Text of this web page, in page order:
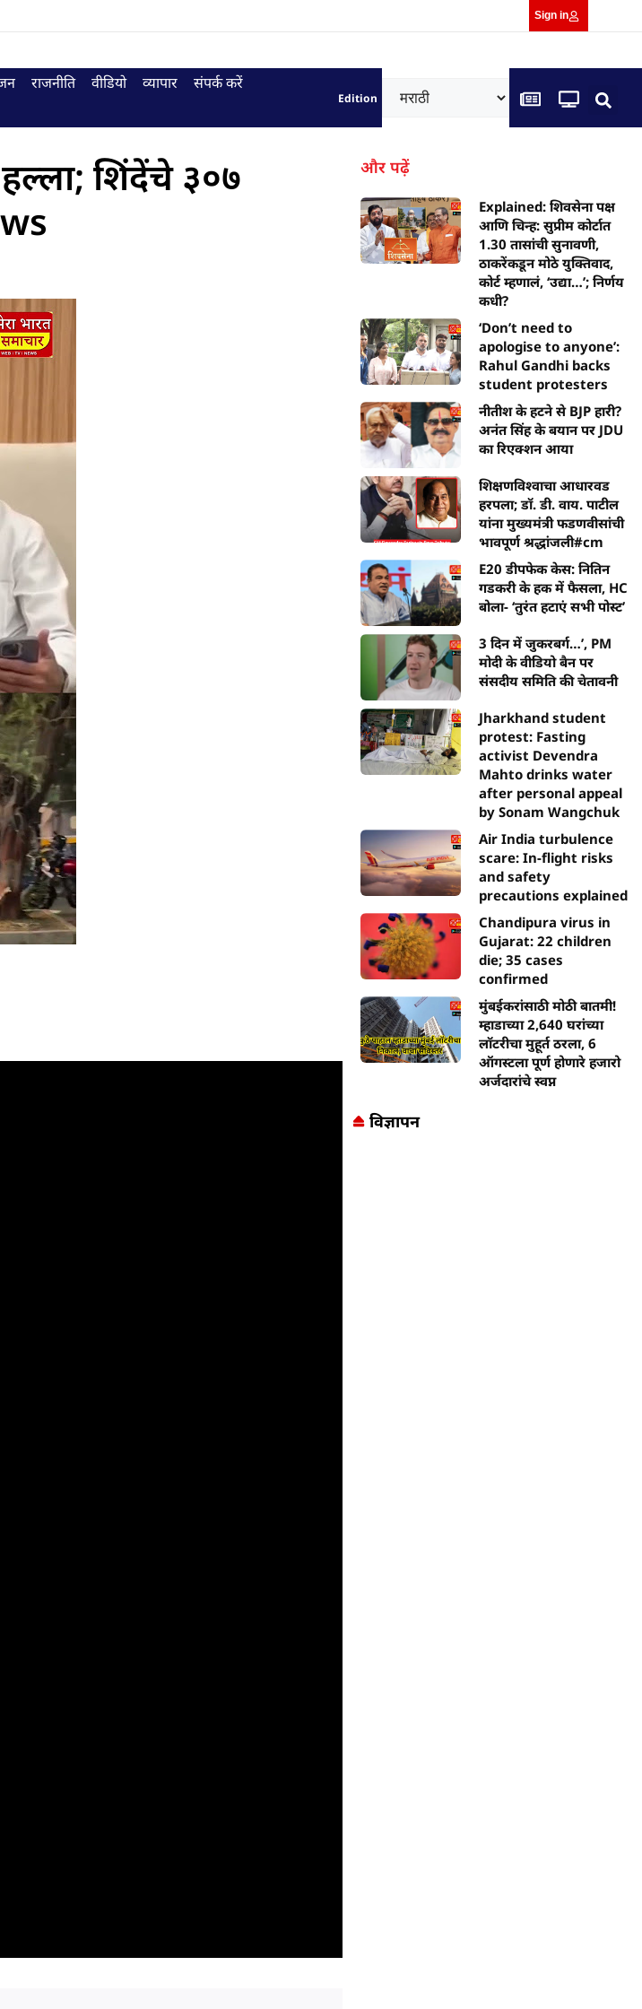
Sign in
राजनीति वीडियो व्यापार
संपर्क करें
Edition
शिंदेंचे ३०७
और पढ़ें
Explained: शिवसेना पक्ष
आणि चिन्ह: सुप्रीम कोर्टात
1.30 तासांची सुनावणी,
ठाकरेंकडून मोठे युक्तिवाद,
कोर्ट म्हणालं, ‘उद्या…’; निर्णय
कधी?
‘Don’t need to
apologise to anyone’:
Rahul Gandhi backs
student protesters
नीतीश के हटने से BJP हारी?
अनंत सिंह के बयान पर JDU
का रिएक्शन आया
शिक्षणविश्वाचा आधारवड
हरपला; डॉ. डी. वाय. पाटील
यांना मुख्यमंत्री फडणवीसांची
भावपूर्ण श्रद्धांजली#cm
E20 डीपफेक केस: नितिन
गडकरी के हक में फैसला, HC
बोला- ‘तुरंत हटाएं सभी पोस्ट’
3 दिन में जुकरबर्ग…’, PM
मोदी के वीडियो बैन पर
संसदीय समिति की चेतावनी
Jharkhand student
protest: Fasting
activist Devendra
Mahto drinks water
after personal appeal
by Sonam Wangchuk
Air India turbulence
scare: In-flight risks
and safety
precautions explained
Chandipura virus in
Gujarat: 22 children
die; 35 cases
confirmed
मुंबईकरांसाठी मोठी बातमी!
म्हाडाच्या 2,640 घरांच्या
लॉटरीचा मुहूर्त ठरला, 6
ऑगस्टला पूर्ण होणारे हजारो
अर्जदारांचे स्वप्न
विज्ञापन